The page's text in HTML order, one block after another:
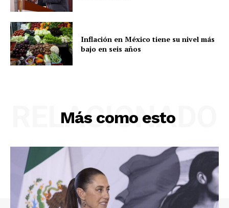
Inflación en México tiene su nivel más
bajo en seis años
Más como esto
RELACIONADO